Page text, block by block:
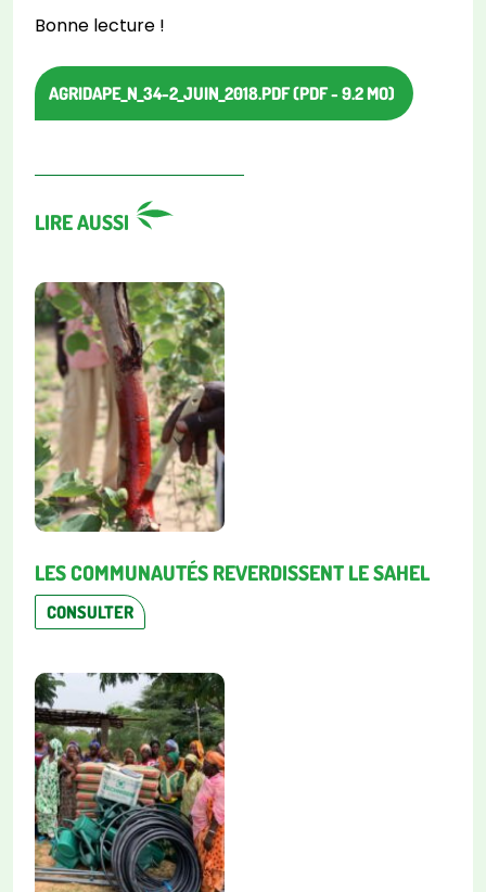
Bonne lecture !
AGRIDAPE_N_34-2_JUIN_2018.PDF (PDF - 9.2 MO)
LIRE AUSSI
LES COMMUNAUTÉS REVERDISSENT LE SAHEL
CONSULTER